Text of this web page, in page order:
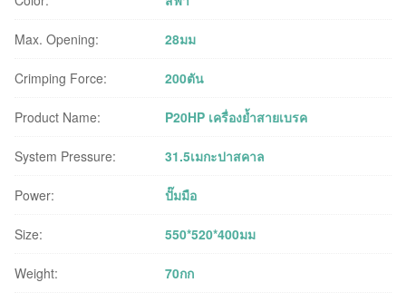
Max. Opening: 28มม
Crimping Force: 200ตัน
Product Name: P20HP เครื่องย้ำสายเบรค
System Pressure: 31.5เมกะปาสคาล
Power: ปั๊มมือ
Size: 550*520*400มม
Weight: 70กก